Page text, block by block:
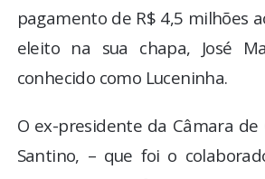
pagamento de R$ 4,5 milhões
eleito na sua chapa, José
conhecido como Luceninha.
O ex-presidente da Câmara de
Santino, – que foi o